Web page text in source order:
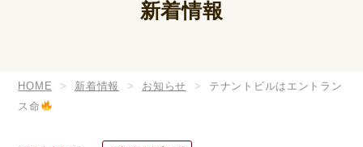
新着情報
HOME 新着情報 お知らせ
テナントビルはエントラン
ス命